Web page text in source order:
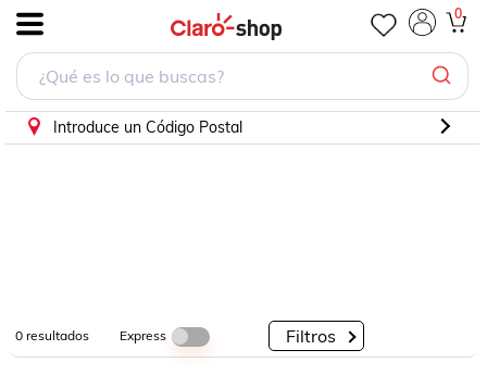
0
Introduce un Código Postal
0resultados Express Filtros
PorCategorías
PorMarcas
PorDescuento